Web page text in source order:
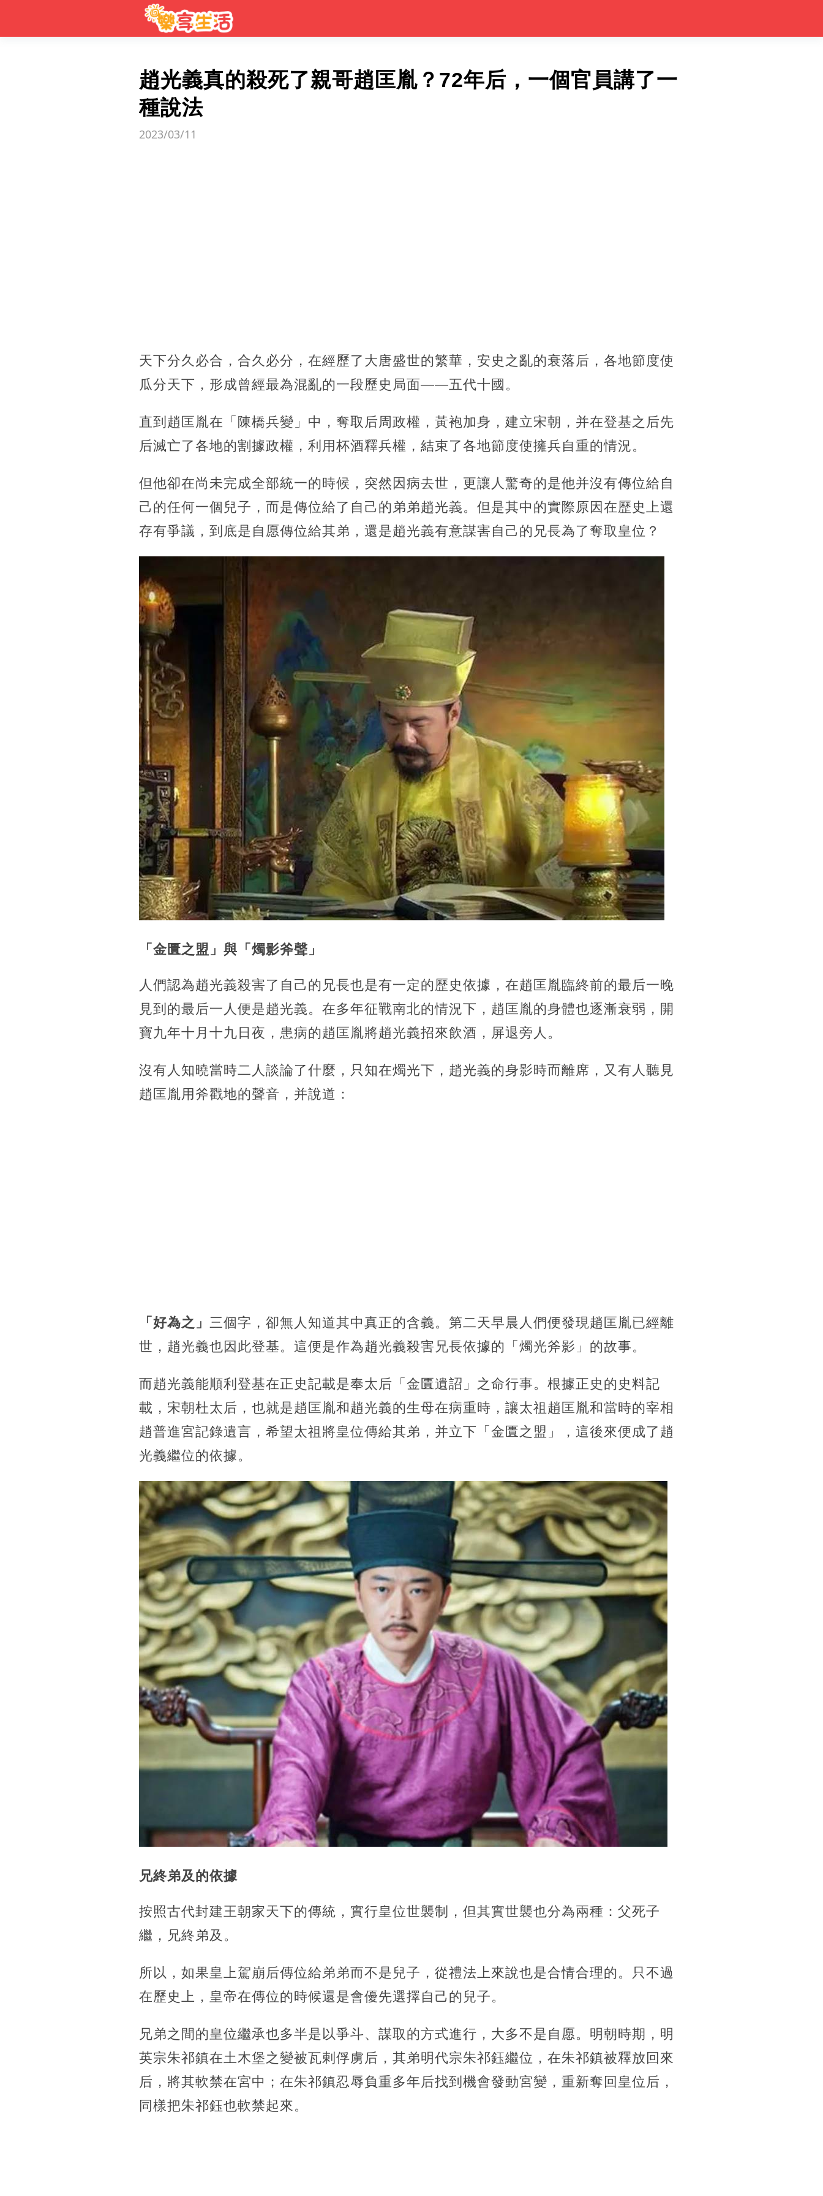
趙光義真的殺死了親哥趙匡胤？72年后，一個官員講了一
種說法
2023/03/11
天下分久必合，合久必分，在經歷了大唐盛世的繁華，安史之亂的衰落后，各地節度使
瓜分天下，形成曾經最為混亂的一段歷史局面——五代十國。
直到趙匡胤在「陳橋兵變」中，奪取后周政權，黃袍加身，建立宋朝，并在登基之后先
后滅亡了各地的割據政權，利用杯酒釋兵權，結束了各地節度使擁兵自重的情況。
但他卻在尚未完成全部統一的時候，突然因病去世，更讓人驚奇的是他并沒有傳位給自
己的任何一個兒子，而是傳位給了自己的弟弟趙光義。但是其中的實際原因在歷史上還
存有爭議，到底是自愿傳位給其弟，還是趙光義有意謀害自己的兄長為了奪取皇位？
「金匱之盟」與「燭影斧聲」
人們認為趙光義殺害了自己的兄長也是有一定的歷史依據，在趙匡胤臨終前的最后一晚
見到的最后一人便是趙光義。在多年征戰南北的情況下，趙匡胤的身體也逐漸衰弱，開
寶九年十月十九日夜，患病的趙匡胤將趙光義招來飲酒，屏退旁人。
沒有人知曉當時二人談論了什麼，只知在燭光下，趙光義的身影時而離席，又有人聽見
趙匡胤用斧戳地的聲音，并說道：
「好為之」 三個字，卻無人知道其中真正的含義。第二天早晨人們便發現趙匡胤已經離
世，趙光義也因此登基。這便是作為趙光義殺害兄長依據的「燭光斧影」的故事。
而趙光義能順利登基在正史記載是奉太后「金匱遺詔」之命行事。根據正史的史料記
載，宋朝杜太后，也就是趙匡胤和趙光義的生母在病重時，讓太祖趙匡胤和當時的宰相
趙普進宮記錄遺言，希望太祖將皇位傳給其弟，并立下「金匱之盟」，這後來便成了趙
光義繼位的依據。
兄終弟及的依據
按照古代封建王朝家天下的傳統，實行皇位世襲制，但其實世襲也分為兩種：父死子
繼，兄終弟及。
所以，如果皇上駕崩后傳位給弟弟而不是兒子，從禮法上來說也是合情合理的。只不過
在歷史上，皇帝在傳位的時候還是會優先選擇自己的兒子。
兄弟之間的皇位繼承也多半是以爭斗、謀取的方式進行，大多不是自愿。明朝時期，明
英宗朱祁鎮在土木堡之變被瓦剌俘虜后，其弟明代宗朱祁鈺繼位，在朱祁鎮被釋放回來
后，將其軟禁在宮中；在朱祁鎮忍辱負重多年后找到機會發動宮變，重新奪回皇位后，
同樣把朱祁鈺也軟禁起來。